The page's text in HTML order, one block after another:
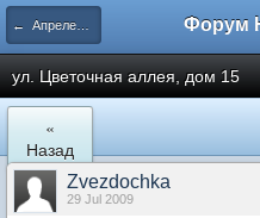
← Апрелевка
ул. Цветочная аллея, дом 15
«
Назад
Zvezdochka
29 Jul 2009